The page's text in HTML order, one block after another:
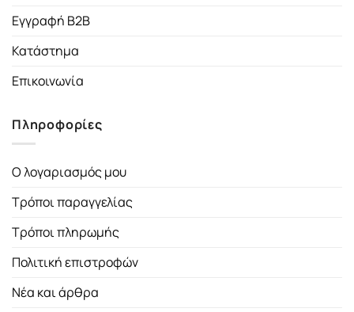
Εγγραφή B2B
Κατάστημα
Επικοινωνία
Πληροφορίες
Ο λογαριασμός μου
Τρόποι παραγγελίας
Τρόποι πληρωμής
Πολιτική επιστροφών
Νέα και άρθρα